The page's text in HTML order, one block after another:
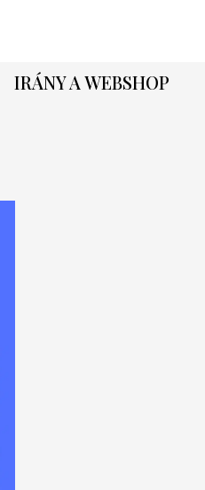
IRÁNY A WEBSHOP